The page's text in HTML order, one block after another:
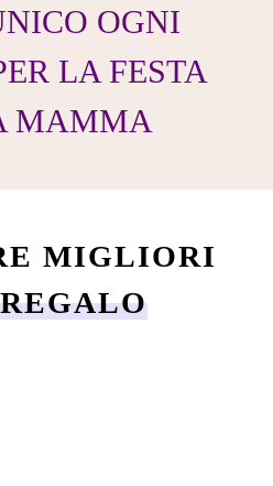
OGNI
LA FESTA
MAMMA
MIGLIORI